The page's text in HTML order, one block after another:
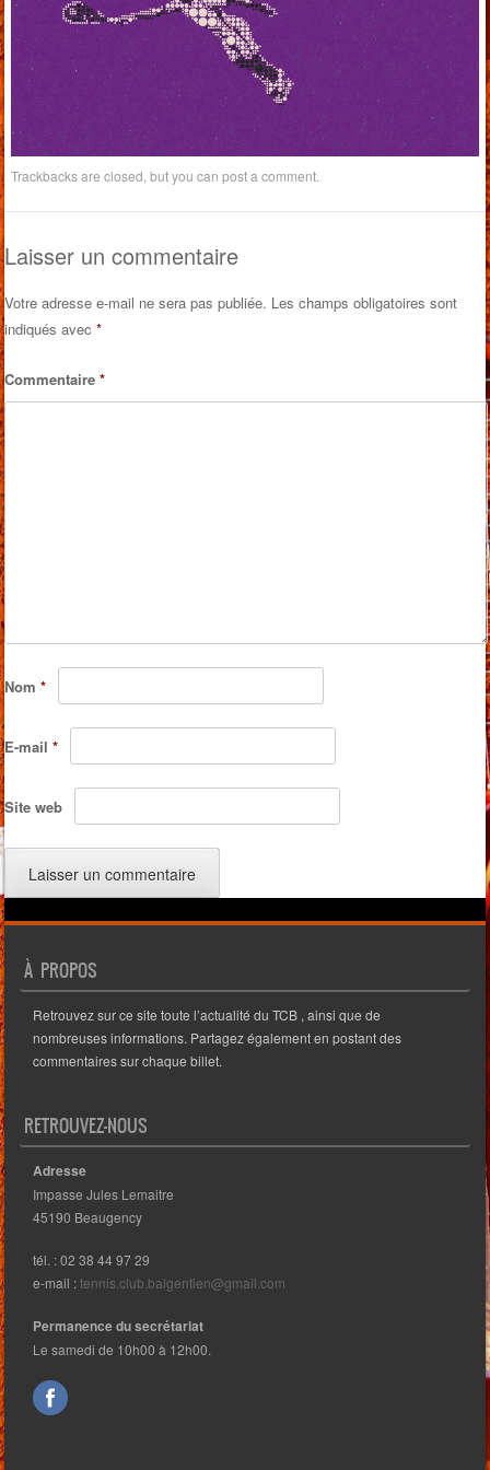
Trackbacks are closed, but you canpost a comment
Laisser un commentaire
Votre adresse e-mail ne sera pas publiée. Les champs obligatoires sont
indiqués avec*
Commentaire*
Nom*
E-mail*
Site web
À PROPOS
Retrouvez sur ce site toute l’actualité du TCB , ainsi que de
nombreuses informations. Partagez également en postant des
commentaires sur chaque billet.
RETROUVEZ-NOUS
Adresse
Impasse Jules Lemaitre
45190 Beaugency
tél. : 02 38 44 97 29
e-mail :tennis.club.balgentien@gmail.com
Permanence du secrétariat
Le samedi de 10h00 à 12h00.